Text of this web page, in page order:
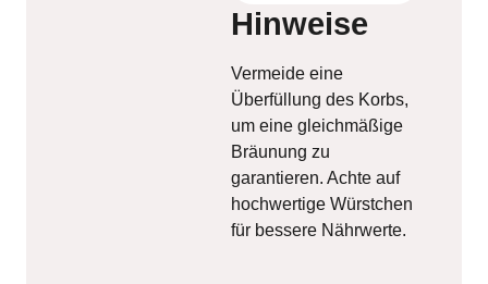
Hinweise
Vermeide eine
Überfüllung des Korbs,
um eine gleichmäßige
Bräunung zu
garantieren. Achte auf
hochwertige Würstchen
für bessere Nährwerte.